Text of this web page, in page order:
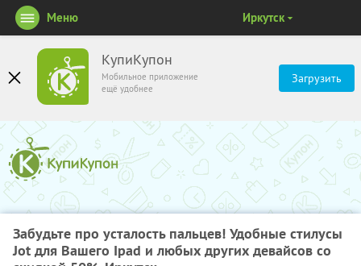
КупиКупон
Мобильное приложение
ещё удобнее
Загрузить
Меню Иркутск
Забудьте про усталость пальцев! Удобные стилусы
Jot для Вашего Ipad и любых других девайсов со